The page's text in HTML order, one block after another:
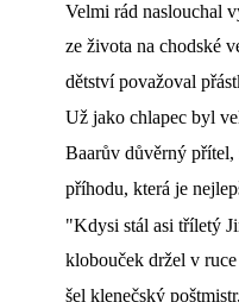
Velmi rád naslouchal
ze života na chodské
dětství považoval
Už jako chlapec byl
Baarův důvěrný přítel,
příhodu, která je
"Kdysi stál asi tříletý
klobouček držel v
šel klenečský